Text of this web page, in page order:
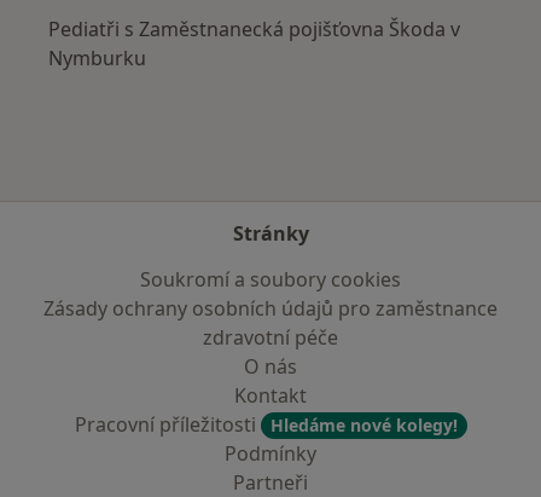
Pediatři s Zaměstnanecká pojišťovna Škoda v
Nymburku
Stránky
Soukromí a soubory cookies
Zásady ochrany osobních údajů pro zaměstnance
zdravotní péče
O nás
Kontakt
Pracovní příležitosti
Hledáme nové kolegy!
Podmínky
Partneři